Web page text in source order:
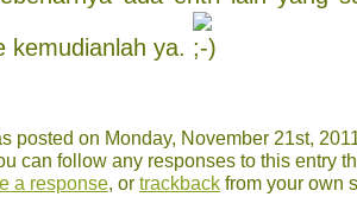
kemudianlah ya.
posted on Monday, November 21st,
can follow any responses to this entry
a response, or trackback from your own